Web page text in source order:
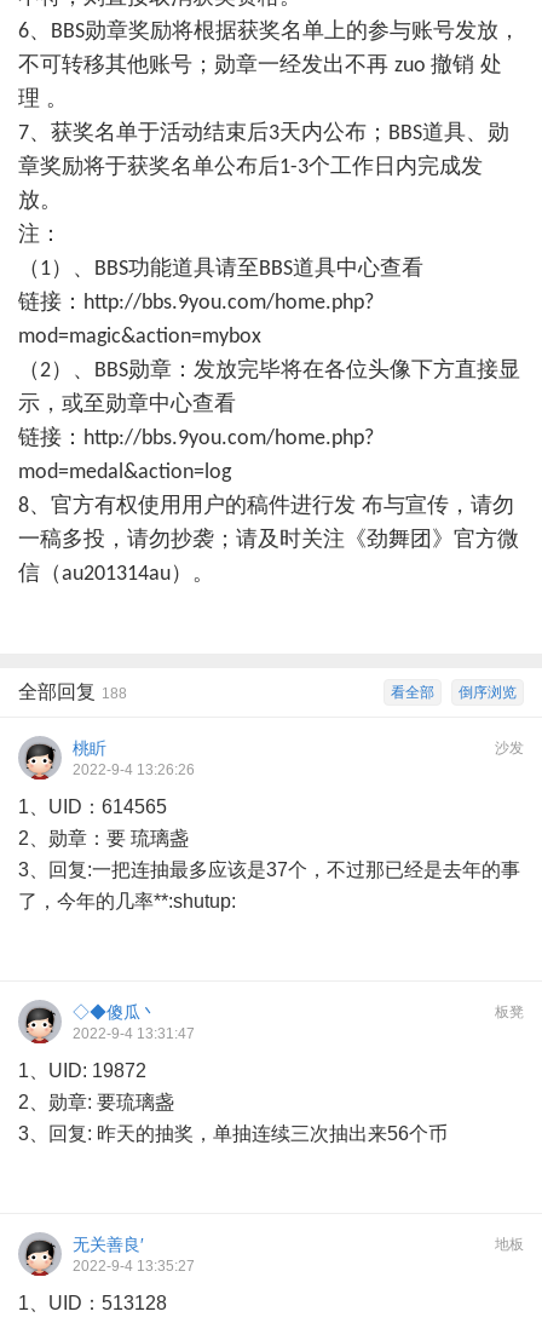
6、 BBS勋章奖励将根据获奖名单上的参与账号发放，
不可转移其他账号；勋章一经发出不再 zuo 撤销 处
理 。
7、获奖名单于活动结束后3天内公布； BBS道具、勋
章奖励将于获奖名单公布后1-3个工作日内完成发
放。
注：
（ 1）、 BBS功能道具请至BBS道具中心查看
链接： http://bbs.9you.com/home.php?
mod=magic&action=mybox
（2）、 BBS勋章：发放完毕将在各位头像下方直接显
示，或至勋章中心查看
链接： http://bbs.9you.com/home.php?
mod=medal&action=log
8、官方有权使用用户的稿件进行发 布与宣传，请勿
一稿多投，请勿抄袭；请及时关注《劲舞团》官方微
信（au201314au）。
倒序浏览
看全部
全部回复 188
沙发
桃盺
2022-9-4 13:26:26
1、UID：614565
2、勋章：要 琉璃盏
3、回复:一把连抽最多应该是37个，不过那已经是去年的事
了，今年的几率**:shutup:
板凳
◇◆傻瓜丶
2022-9-4 13:31:47
1、UID: 19872
2、勋章: 要琉璃盏
3、回复: 昨天的抽奖，单抽连续三次抽出来56个币
地板
无关善良′
2022-9-4 13:35:27
1、UID：513128